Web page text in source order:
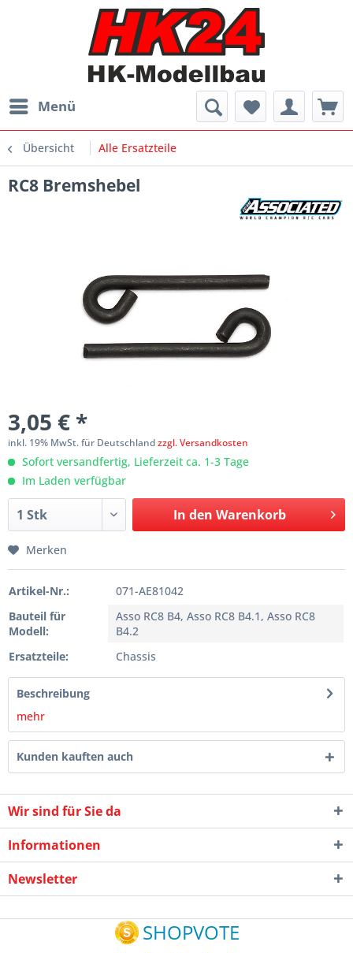
Menü
Übersicht Alle Ersatzteile
RC8 Bremshebel
3,05 € *
inkl. 19% MwSt. für Deutschlandzzgl. Versandkosten
Sofort versandfertig, Lieferzeit ca. 1-3 Tage
Im Laden verfügbar
In den Warenkorb
Merken
Artikel-Nr.:
071-AE81042
Bauteil für
Modell:
Asso RC8 B4, Asso RC8 B4.1, Asso RC8
B4.2
Ersatzteile:
Chassis
Beschreibung
mehr
Kunden kauften auch
Wir sind für Sie da
Informationen
Newsletter